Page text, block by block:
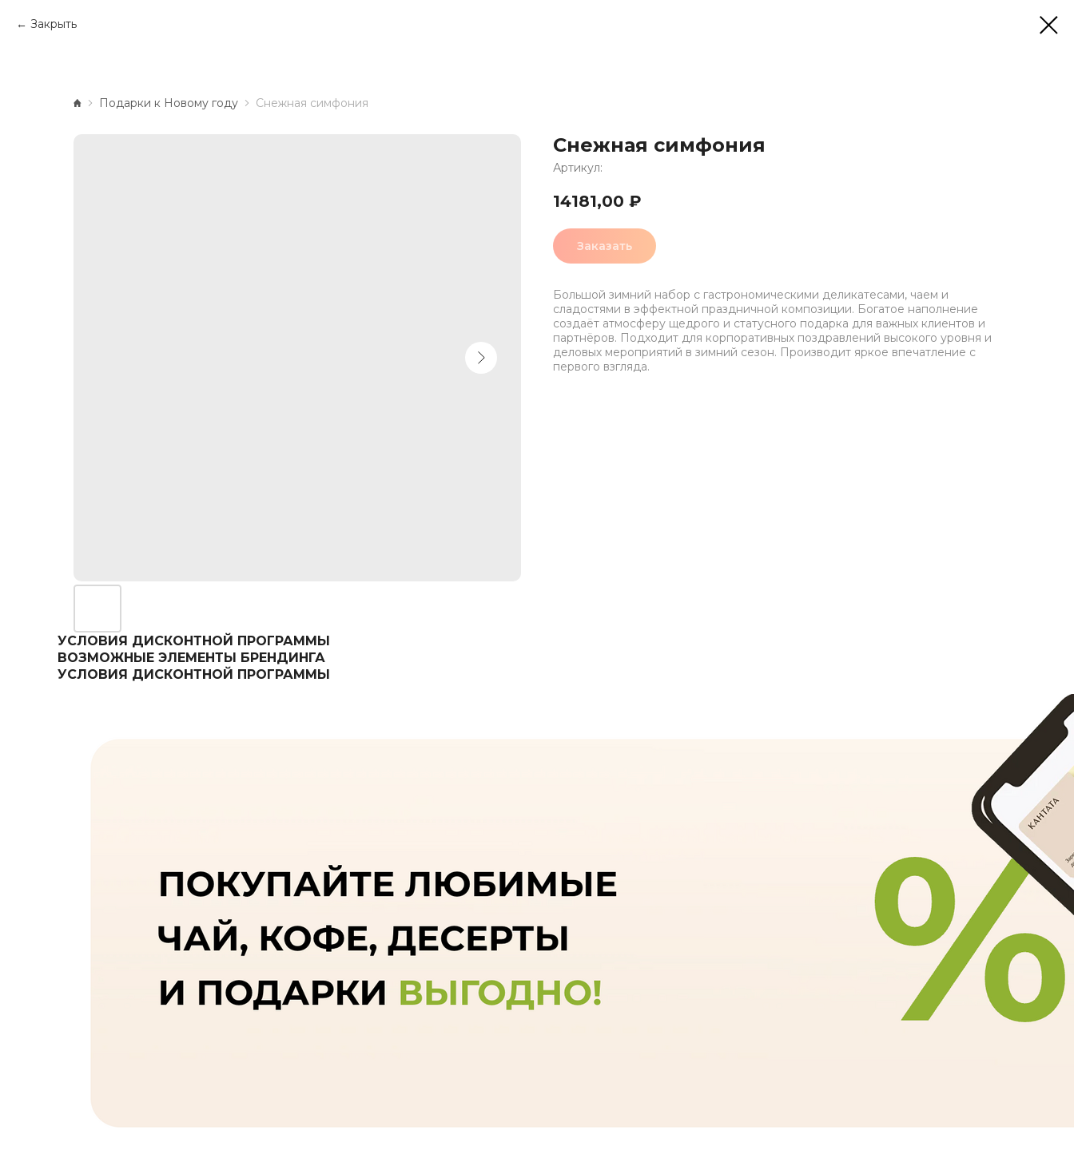
Закрыть
Подарки к Новому году Снежная симфония
Снежная симфония
Артикул:
14181,00 ₽
Заказать
Большой зимний набор с гастрономическими деликатесами, чаем и
сладостями в эффектной праздничной композиции. Богатое наполнение
создаёт атмосферу щедрого и статусного подарка для важных клиентов и
партнёров. Подходит для корпоративных поздравлений высокого уровня и
деловых мероприятий в зимний сезон. Производит яркое впечатление с
первого взгляда.
УСЛОВИЯ ДИСКОНТНОЙ ПРОГРАММЫ
ВОЗМОЖНЫЕ ЭЛЕМЕНТЫ БРЕНДИНГА
УСЛОВИЯ ДИСКОНТНОЙ ПРОГРАММЫ